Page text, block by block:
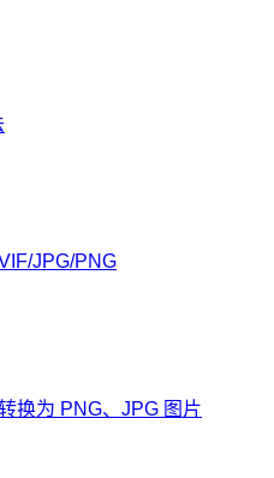
JPG/PNG
换为 PNG、JPG 图片